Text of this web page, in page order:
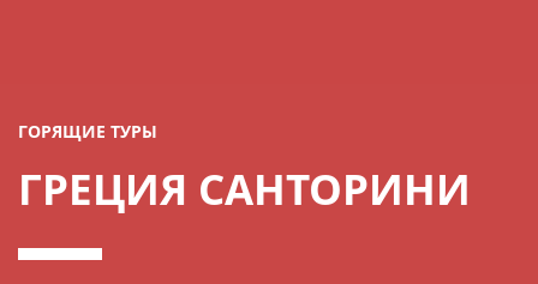
ГОРЯЩИЕ ТУРЫ
ГРЕЦИЯ САНТОРИНИ